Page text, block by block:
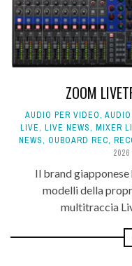
ZOOM
AUDIO PER VIDEO,
LIVE, LIVE NEWS, MIXER
NEWS, OUBOARD REC,
2026
Il brand
modelli della
multitraccia